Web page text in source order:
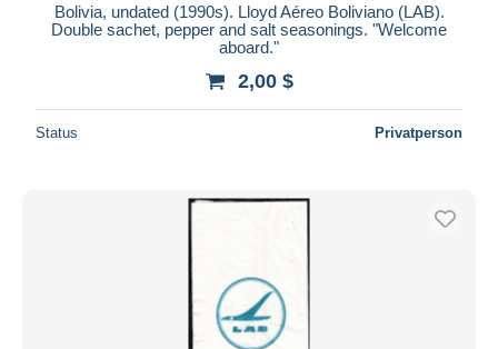
Bolivia, undated (1990s). Lloyd Aéreo Boliviano (LAB).
Double sachet, pepper and salt seasonings. "Welcome
aboard."
2,00 $
Status Privatperson